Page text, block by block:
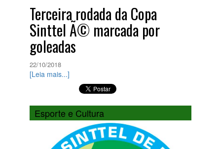
Terceira rodada da Copa
Sinttel Ã© marcada por
goleadas
22/10/2018
[Leia mais...]
Esporte e Cultura